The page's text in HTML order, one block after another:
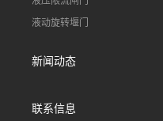
液动旋转堰门
新闻动态
联系信息